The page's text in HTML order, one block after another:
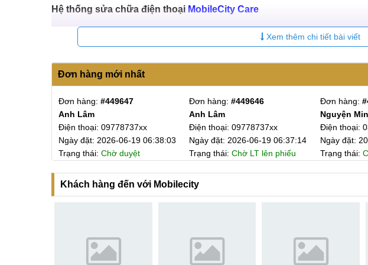
Hệ thống sửa chữa điện thoại MobileCity Care
Hotline: 037.437.9999
CN 2: 398 Cầu Giấy, Q. Cầu Giấy
Hotline:
- Đường đi:Xem bản đồ
CN 3:42 Phố Vọng, Hai Bà Trưng
Hotline:0338.424242- Đường đi:Xem bản đồ
CN 7:Km15, QL 32, Hoài Đức
CN 4: 123 Trần Quang Khải, Q1
Xem thêm chi tiết bài viết
Đơn hàng mới nhất
Đơn hàng: #449647
Anh Lâm
Điện thoại: 09778737xx
Ngày đặt: 2026-06-19 06:38:03
Trạng thái: Chờ duyệt
Đơn hàng:#449646
Anh Lâm
Điện thoại: 09778737xx
Ngày đặt: 2026-06-19 06:37:14
Trạng thái:Chờ LT lên phiếu
Đơn hàng:
Nguyện
Điện thoại:
Ngày đặt:
Trạng thái:
Khách hàng đến với Mobilecity